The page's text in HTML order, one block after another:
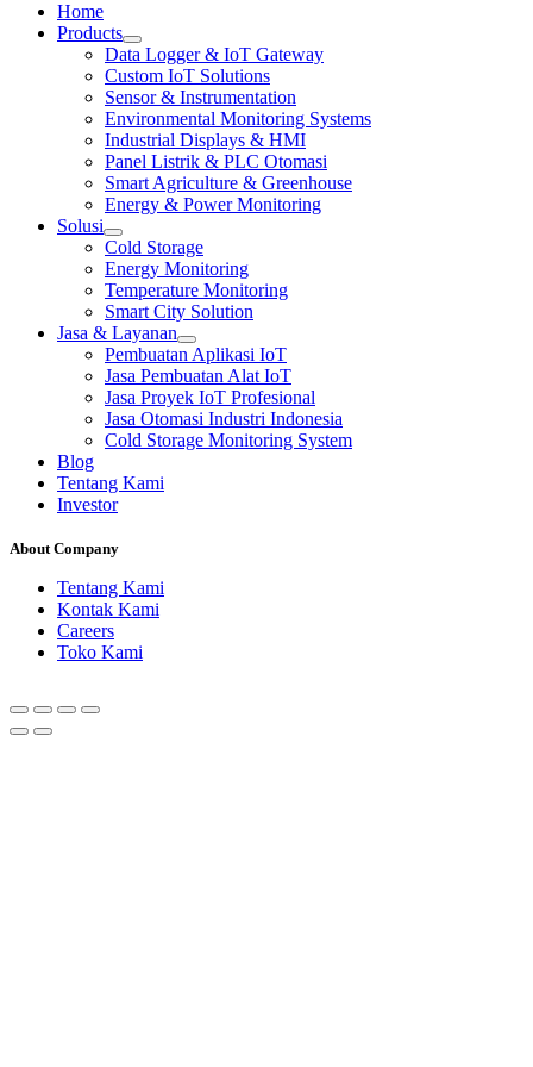
Home
Products
Data Logger & IoT Gateway
Custom IoT Solutions
Sensor & Instrumentation
Environmental Monitoring Systems
Industrial Displays & HMI
Panel Listrik & PLC Otomasi
Smart Agriculture & Greenhouse
Energy & Power Monitoring
Solusi
Cold Storage
Energy Monitoring
Temperature Monitoring
Smart City Solution
Jasa & Layanan
Pembuatan Aplikasi IoT
Jasa Pembuatan Alat IoT
Jasa Proyek IoT Profesional
Jasa Otomasi Industri Indonesia
Cold Storage Monitoring System
Blog
Tentang Kami
Investor
About Company
Tentang Kami
Kontak Kami
Careers
Toko Kami